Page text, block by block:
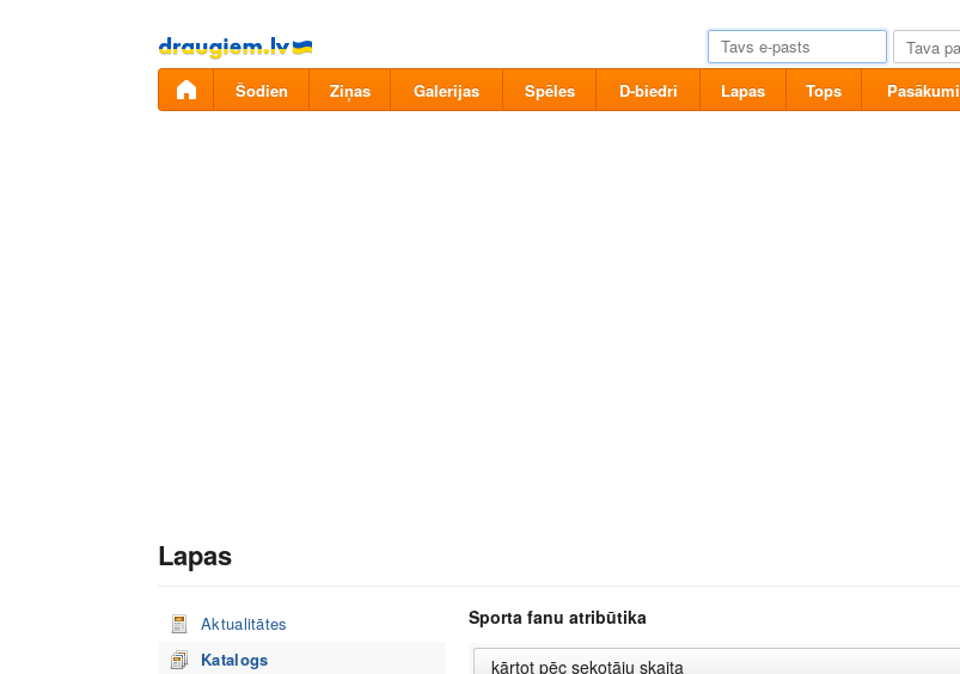
Pāriet
uz
saturu
Šodien Ziņas Galerijas Spēles D-biedri Lapas Tops Pasākumi
Lapas
Aktualitātes
Katalogs
Sporta fanu atribūtika